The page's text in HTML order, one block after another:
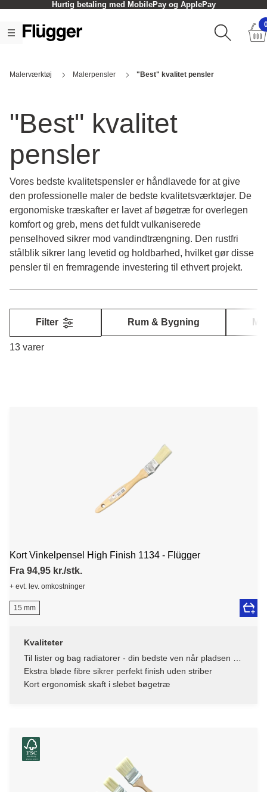
Click og Collect - oftest inden for en time
Malerværktøj Malerpensler "Best" kvalitet pensler
"Best" kvalitet
pensler
Vores bedste kvalitetspensler er håndlavede for at give
den professionelle maler de bedste kvalitetsværktøjer. De
ergonomiske træskafter er lavet af bøgetræ for overlegen
komfort og greb, mens det fuldt vulkaniserede
penselhoved sikrer mod vandindtrængning. Den rustfri
stålblik sikrer lang levetid og holdbarhed, hvilket gør disse
pensler til en fremragende investering til ethvert projekt.
13 varer
Filter Rum & Bygning
Kort Vinkelpensel High Finish 1134 - Flügger
Fra 94,95 kr./stk.
+ evt. lev. omkostninger
15 mm
Kvaliteter
Til lister og bag radiatorer - din bedste ven når pladsen er
trang
Ekstra bløde fibre sikrer perfekt finish uden striber
Kort ergonomisk skaft i slebet bøgetræ